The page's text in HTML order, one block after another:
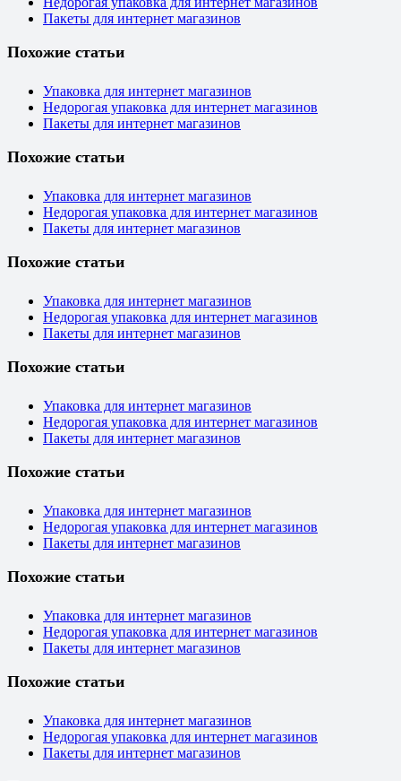
Пакеты для интернет магазинов
Похожие статьи
Упаковка для интернет магазинов
Недорогая упаковка для интернет магазинов
Пакеты для интернет магазинов
Похожие статьи
Упаковка для интернет магазинов
Недорогая упаковка для интернет магазинов
Пакеты для интернет магазинов
Похожие статьи
Упаковка для интернет магазинов
Недорогая упаковка для интернет магазинов
Пакеты для интернет магазинов
Похожие статьи
Упаковка для интернет магазинов
Недорогая упаковка для интернет магазинов
Пакеты для интернет магазинов
Похожие статьи
Упаковка для интернет магазинов
Недорогая упаковка для интернет магазинов
Пакеты для интернет магазинов
Похожие статьи
Упаковка для интернет магазинов
Недорогая упаковка для интернет магазинов
Пакеты для интернет магазинов
Похожие статьи
Упаковка для интернет магазинов
Недорогая упаковка для интернет магазинов
Пакеты для интернет магазинов